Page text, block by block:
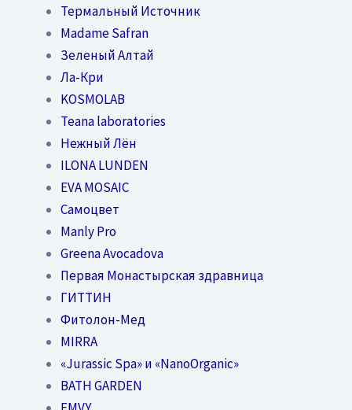
Термальный Источник
Madame Safran
Зеленый Алтай
Ла-Кри
KOSMOLAB
Teana laboratories
Нежный Лён
ILONA LUNDEN
EVA MOSAIC
Самоцвет
Manly Pro
Greena Avocadova
Первая Монастырская здравница
ГИТТИН
Фитолон-Мед
MIRRA
«Jurassic Spa» и «NanoOrganic»
BATH GARDEN